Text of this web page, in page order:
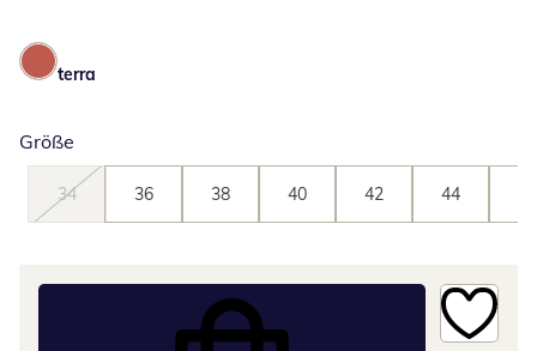
terra
Größe
34 36 38 40 42 44